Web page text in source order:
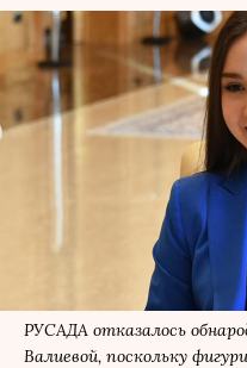
РУСАДА отказалось
Валиевой, поскольку